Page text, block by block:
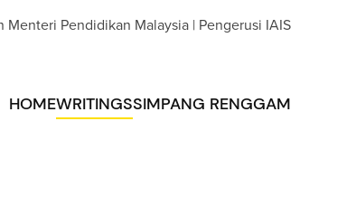
Menteri Pendidikan Malaysia | Pengerusi IAIS
HOMEWRITINGSSIMPANG RENGGAM